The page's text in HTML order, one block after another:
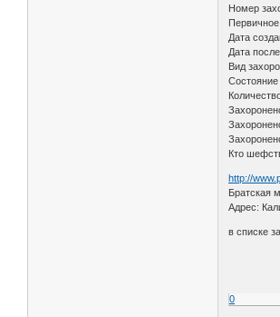
Номер
Дата
Дата
Вид
Кто
http://
Братская
Адрес:
в списке
0